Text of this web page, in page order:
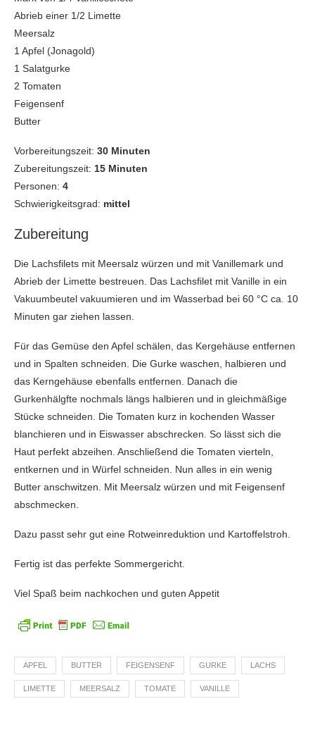
Abrieb einer 1/2 Limette
Meersalz
1 Apfel (Jonagold)
1 Salatgurke
2 Tomaten
Feigensenf
Butter
Vorbereitungszeit: 30 Minuten
Zubereitungszeit: 15 Minuten
Personen: 4
Schwierigkeitsgrad: mittel
Zubereitung
Die Lachsfilets mit Meersalz würzen und mit Vanillemark und
Abrieb der Limette bestreuen. Das Lachsfilet mit Vanille in ein
Vakuumbeutel vakuumieren und im Wasserbad bei 60 °C ca. 10
Minuten gar ziehen lassen.
Für das Gemüse den Apfel schälen, das Kergehäuse entfernen
und in Spalten schneiden. Die Gurke waschen, halbieren und
das Kerngehäuse ebenfalls entfernen. Danach die
Gurkenhälgfte nochmals längs halbieren und in gleichmäßige
Stücke schneiden. Die Tomaten kurz in kochenden Wasser
blanchieren und in Eiswasser abschrecken. So lässt sich die
Haut perfekt abzeihen. Anschließend die Tomaten vierteln,
entkernen und in Würfel schneiden. Nun alles in ein wenig
Butter anschwitzen. Mit Meersalz würzen und mit Feigensenf
abschmecken.
Dazu passt sehr gut eine Rotweinreduktion und Kartoffelstroh.
Fertig ist das perfekte Sommergericht.
Viel Spaß beim nachkochen und guten Appetit
APFEL BUTTER FEIGENSENF GURKE LACHS
LIMETTE MEERSALZ TOMATE VANILLE